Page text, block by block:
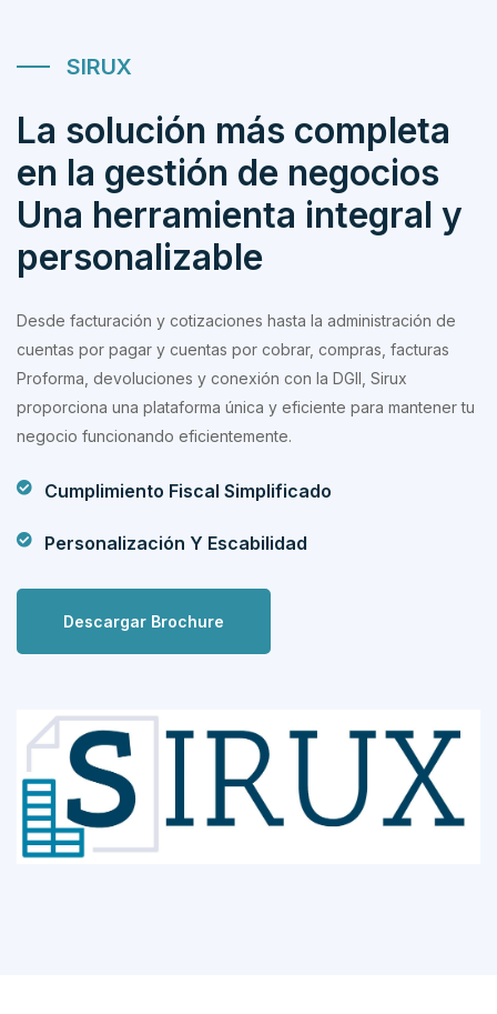
SIRUX
La solución más completa
en la gestión de negocios
Una herramienta integral y
personalizable
Desde facturación y cotizaciones hasta la administración de
cuentas por pagar y cuentas por cobrar, compras, facturas
Proforma, devoluciones y conexión con la DGII, Sirux
proporciona una plataforma única y eficiente para mantener tu
negocio funcionando eficientemente.
Cumplimiento Fiscal Simplificado
Personalización Y Escabilidad
Descargar Brochure